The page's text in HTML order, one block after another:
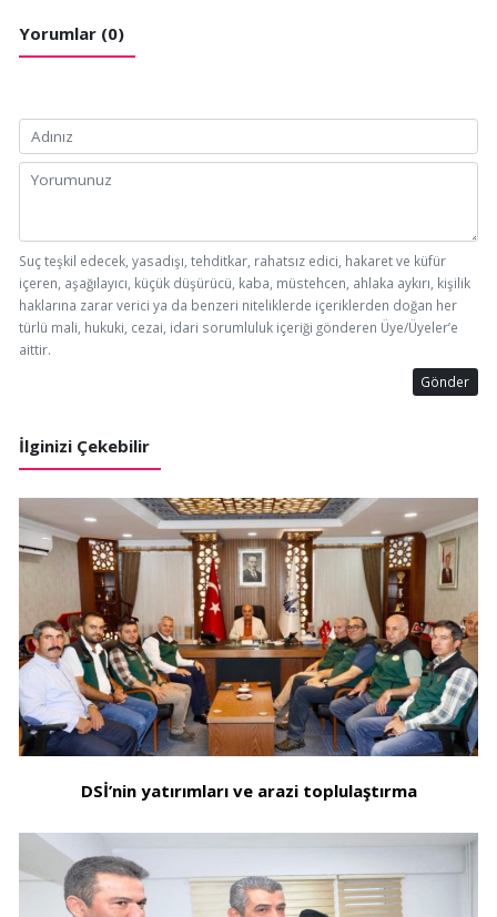
Yorumlar (0)
Suç teşkil edecek, yasadışı, tehditkar, rahatsız edici, hakaret ve küfür
içeren, aşağılayıcı, küçük düşürücü, kaba, müstehcen, ahlaka aykırı, kişilik
haklarına zarar verici ya da benzeri niteliklerde içeriklerden doğan her
türlü mali, hukuki, cezai, idari sorumluluk içeriği gönderen Üye/Üyeler’e
aittir.
Gönder
İlginizi Çekebilir
DSİ’nin yatırımları ve arazi toplulaştırma